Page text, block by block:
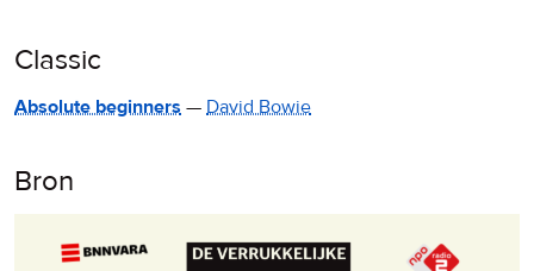
Classic
Absolute beginners — David Bowie
Bron